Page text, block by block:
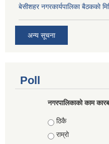
बे‍‍सीशहर नगरकार्यपालिका बैठककाे
अन्य सूचना
Poll
नगरपालिकाको काम
Choices
ठिकै
राम्रो